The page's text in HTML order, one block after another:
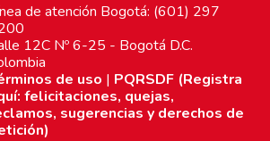
de atención Bogotá: (601) 297
12C Nº 6-25 - Bogotá D.C.
de uso | PQRSDF (Registra
felicitaciones, quejas,
sugerencias y derechos de